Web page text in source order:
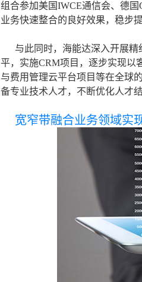
组合参加美国IWCE通信会、德
业务快速整合的良好效果，稳步
与此同时，海能达深入开展
平，实施CRM项目，逐步实现以
与费用管理云平台项目等在全球
备专业技术人才，不断优化人才
宽窄带融合业务领域实